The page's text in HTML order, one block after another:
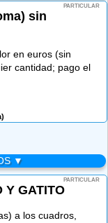
PARTICULAR
sin
en euros (sin
cantidad; pago el
▼
PARTICULAR
Y GATITO
a los cuadros,